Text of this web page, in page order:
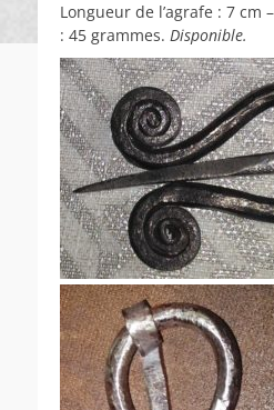
Longueur de l’agrafe : 7 cm
: 45 grammes. Disponible.